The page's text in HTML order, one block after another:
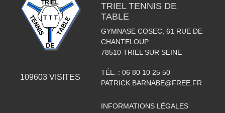
109603 VISITES
TRIEL TENNIS DE
TABLE
GYMNASE COSEC, 61 RUE DE
CHANTELOUP
78510 TRIEL SUR SEINE
TÉL. : 06 80 10 25 50
PATRICK.BARNABE@FREE.FR
INFORMATIONS LÉGALES